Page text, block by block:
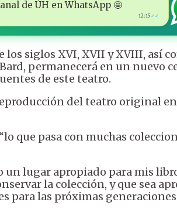
de ÚH en WhatsApp 🤩
12:15 ✓✓
los siglos XVI, XVII y XVIII, así
permanecerá en un nuevo
de este teatro.
del teatro original
que pasa con muchas
lugar apropiado para mis
la colección, y que sea
para las próximas